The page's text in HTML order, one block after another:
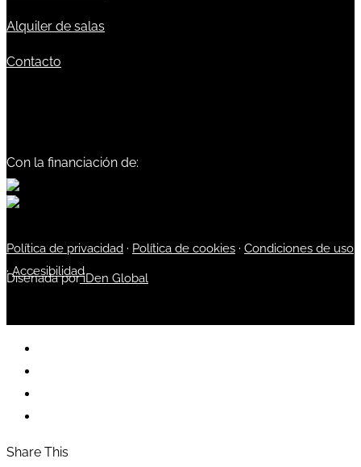
Alquiler de salas
Contacto
Con la financiación de:
Política de privacidad · Política de cookies · Condiciones de uso
·Accesibilidad
Diseñada poriDen Global
Share This